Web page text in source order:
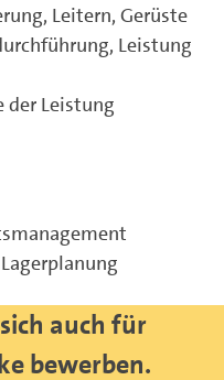
Leitern, Gerüste
Leistung
der Leistung
auch für
bewerben.